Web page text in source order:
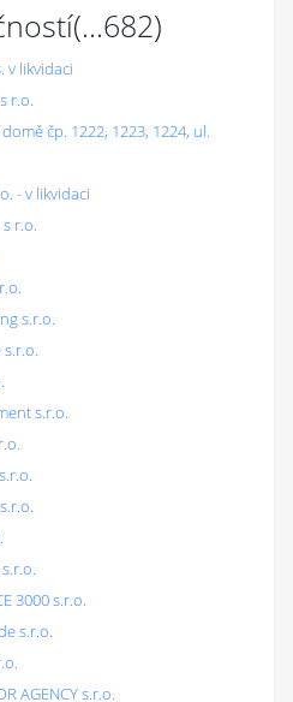
(...682)
v likvidaci
r.o.
čp. 1222, 1223, 1224, ul.
- v likvidaci
r.o.
s.r.o.
s.r.o.
3000 s.r.o.
s.r.o.
AGENCY s.r.o.